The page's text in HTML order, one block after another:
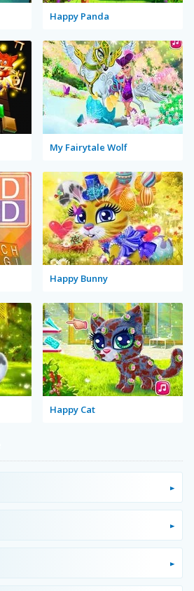
Happy Panda
My Fairytale Wolf
Happy Bunny
Happy Cat